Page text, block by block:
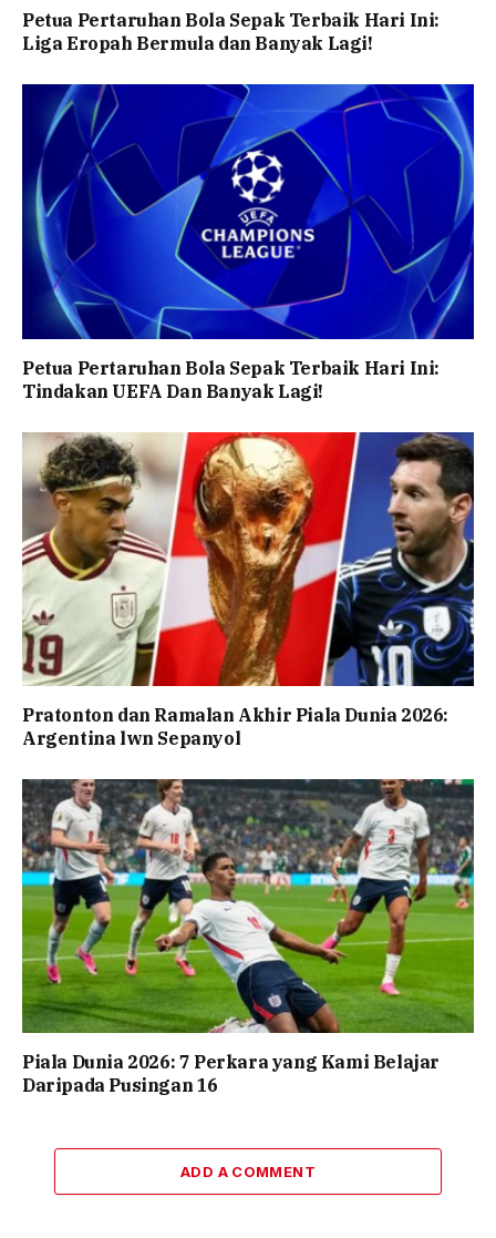
Petua Pertaruhan Bola Sepak Terbaik Hari Ini:
Liga Eropah Bermula dan Banyak Lagi!
Petua Pertaruhan Bola Sepak Terbaik Hari Ini:
Tindakan UEFA Dan Banyak Lagi!
Pratonton dan Ramalan Akhir Piala Dunia 2026:
Argentina lwn Sepanyol
Piala Dunia 2026: 7 Perkara yang Kami Belajar
Daripada Pusingan 16
ADD A COMMENT